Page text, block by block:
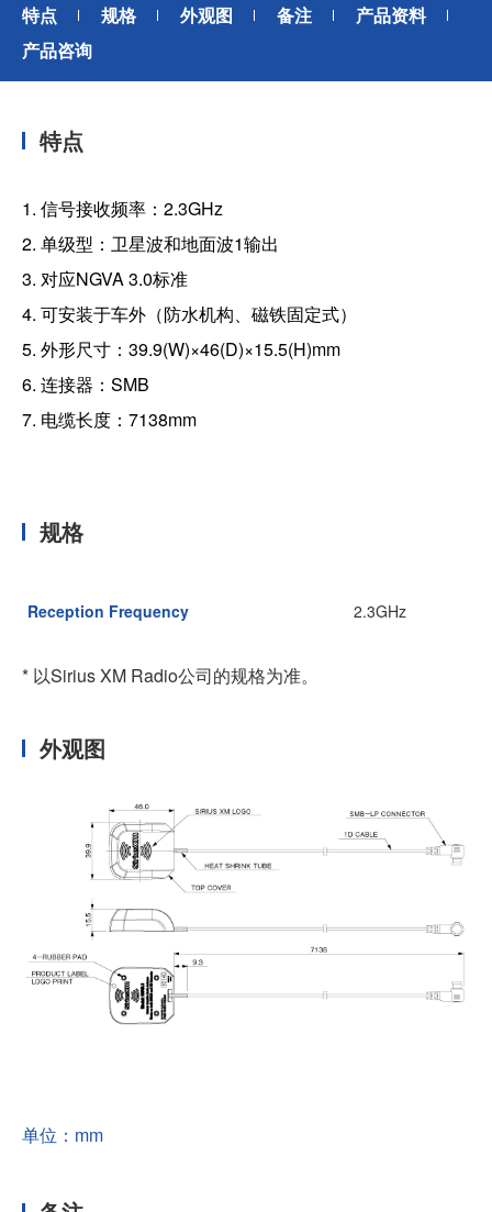
特点 规格 外观图 备注
产品资料
产品咨询
特点
1. 信号接收频率：2.3GHz
2. 单级型：卫星波和地面波1输出
3. 对应NGVA 3.0标准
4. 可安装于车外（防水机构、磁铁固定式）
5. 外形尺寸：39.9(W)×46(D)×15.5(H)mm
6. 连接器：SMB
7. 电缆长度：7138mm
规格
Reception Frequency 2.3GHz
* 以Sirius XM Radio公司的规格为准。
外观图
单位：mm